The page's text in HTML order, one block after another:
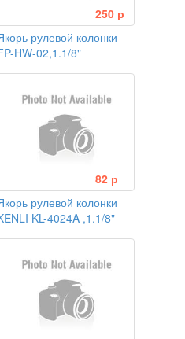
250 р
рулевой колонки
HW-02,1.1/8"
82 р
рулевой колонки
KL-4024A ,1.1/8"